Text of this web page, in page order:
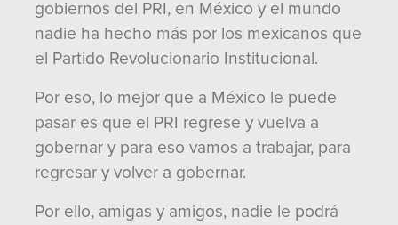
gobiernos del PRI, en México y el mundo
nadie ha hecho más por los mexicanos que
el Partido Revolucionario Institucional.
Por eso, lo mejor que a México le puede
pasar es que el PRI regrese y vuelva a
gobernar y para eso vamos a trabajar, para
regresar y volver a gobernar.
Por ello, amigas y amigos, nadie le podrá